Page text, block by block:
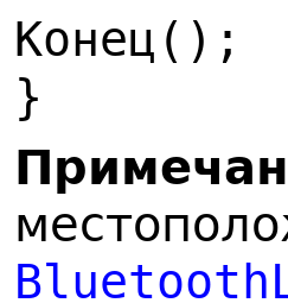
Конец();
}